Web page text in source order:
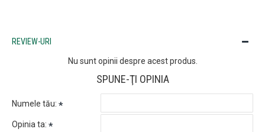
REVIEW-URI
Nu sunt opinii despre acest produs.
SPUNE-ŢI OPINIA
Numele tău:
Opinia ta: